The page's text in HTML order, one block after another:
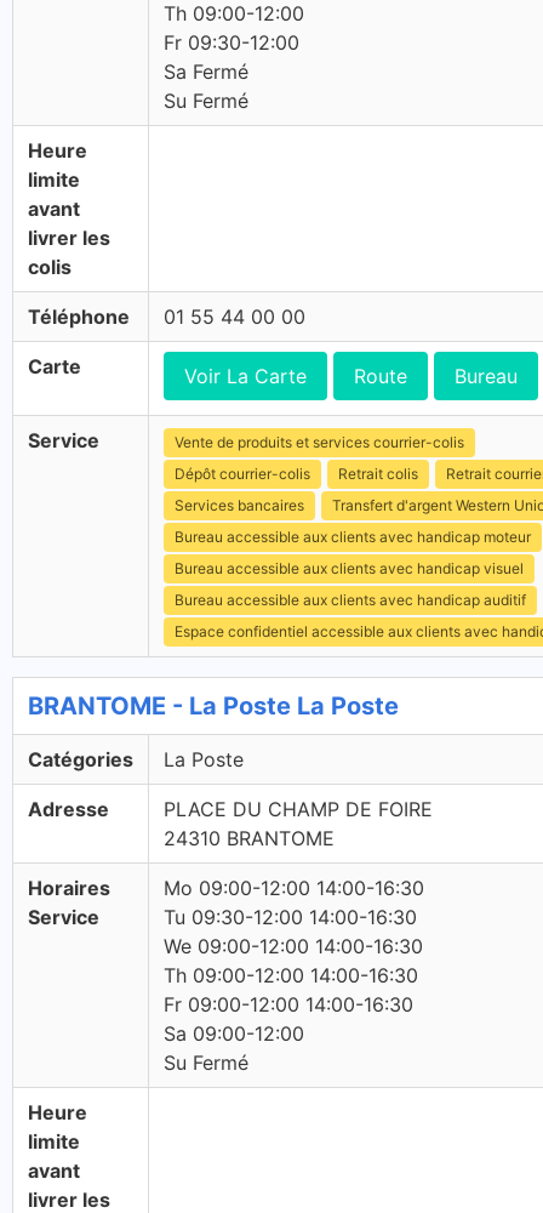
Th 09:00-12:00
Fr 09:30-12:00
Sa Fermé
Su Fermé
Heure
limite
avant
livrer les
colis
Téléphone 01 55 44 00 00
Carte Voir La Carte Route Bureau
Service
Vente de produits et services courrier-colis
Dépôt courrier-colis
Retrait colis
Retrait
Services bancaires
Transfert d'argent Western
Bureau accessible aux clients avec handicap moteur
Bureau accessible aux clients avec handicap visuel
Bureau accessible aux clients avec handicap auditif
Espace confidentiel accessible aux clients avec
BRANTOME - La Poste La Poste
Catégories La Poste
Adresse
PLACE DU CHAMP DE FOIRE
24310 BRANTOME
Horaires
Service
Mo 09:00-12:00 14:00-16:30
Tu 09:30-12:00 14:00-16:30
We 09:00-12:00 14:00-16:30
Th 09:00-12:00 14:00-16:30
Fr 09:00-12:00 14:00-16:30
Sa 09:00-12:00
Su Fermé
Heure
limite
avant
livrer les